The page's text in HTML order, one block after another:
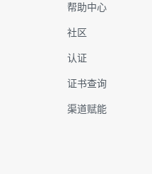
帮助中心
社区
认证
证书查询
渠道赋能